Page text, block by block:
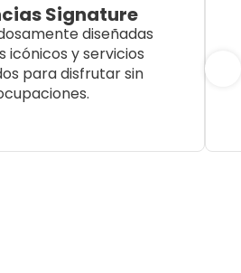
Signature
diseñadas
icónicos y servicios
para disfrutar sin